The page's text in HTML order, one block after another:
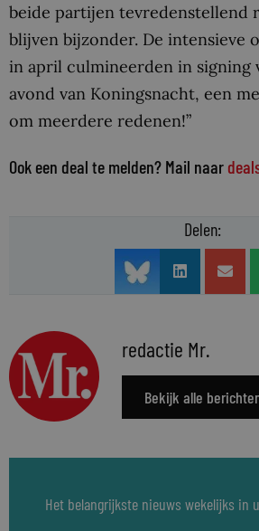
beide partijen tevredenstellend
blijven bijzonder. De intensieve
in april culmineerden in signing
avond van Koningsnacht, een
om meerdere redenen!”
Ook een deal te melden? Mail naar
Delen:
redactie Mr.
Bekijk alle
Het belangrijkste nieuws wekelijks in